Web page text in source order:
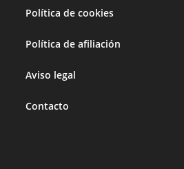
Política de cookies
Política de afiliación
Aviso legal
Contacto